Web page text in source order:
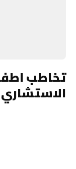
تخاطب
الاستشاري